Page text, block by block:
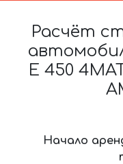
Расчёт
E 450
Начало